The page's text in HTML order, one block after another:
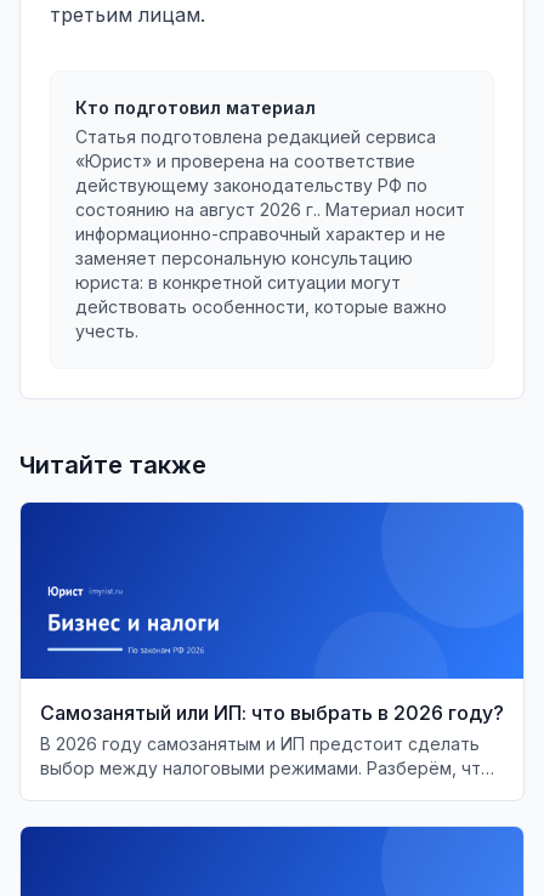
третьим лицам.
Кто подготовил материал
Статья подготовлена редакцией сервиса
«Юрист» и проверена на соответствие
действующему законодательству РФ по
состоянию на август 2026 г.. Материал носит
информационно-справочный характер и не
заменяет персональную консультацию
юриста: в конкретной ситуации могут
действовать особенности, которые важно
учесть.
Читайте также
Самозанятый или ИП: что выбрать в 2026 году?
В 2026 году самозанятым и ИП предстоит сделать
выбор между налоговыми режимами. Разберём, что